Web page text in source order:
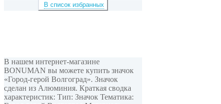
В список избранных
В нашем интернет-магазине
BONUMAN вы можете купить значок
«Город-герой Волгоград». Значок
сделан из Алюминия. Краткая сводка
характеристик: Тип: Значок Тематика: